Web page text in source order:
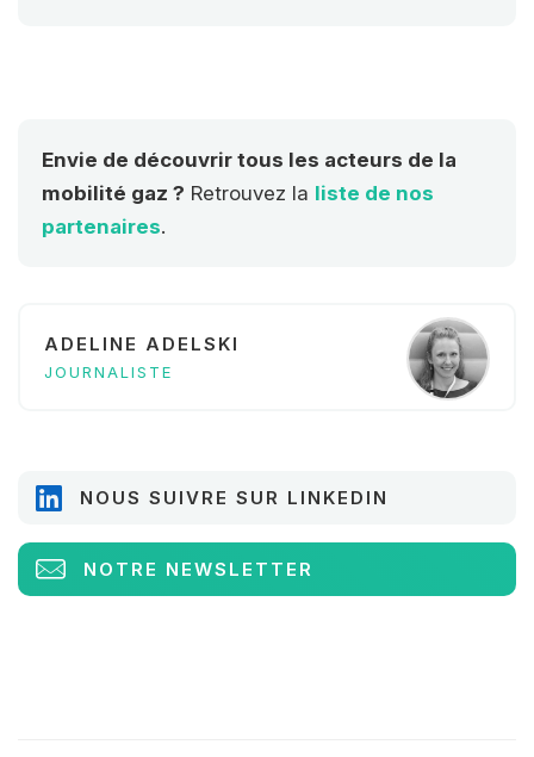
Envie de découvrir tous les acteurs de la
mobilité gaz ? Retrouvez la liste de nos
partenaires.
ADELINE ADELSKI
JOURNALISTE
NOUS SUIVRE SUR LINKEDIN
NOTRE NEWSLETTER